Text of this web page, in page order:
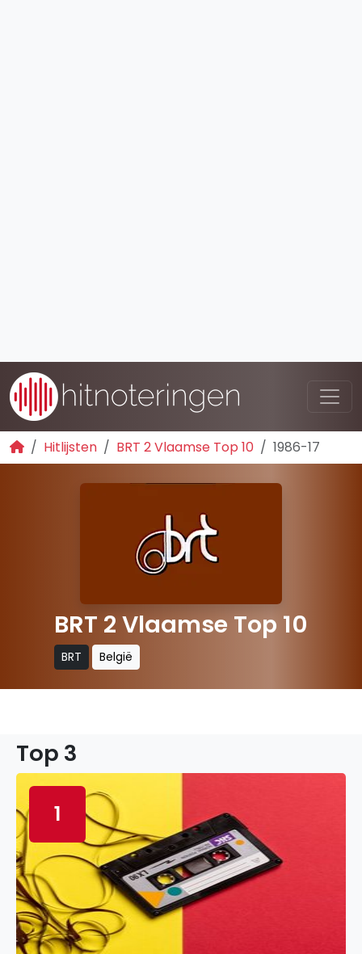
Hitlijsten BRT 2 Vlaamse Top 10 1986-17
BRT 2 Vlaamse Top 10
BRT België
Top 3
1